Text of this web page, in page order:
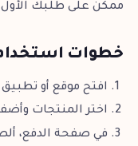
ممكن على طلبك
خطوات
افتح موقع أو
اختر المنتجات